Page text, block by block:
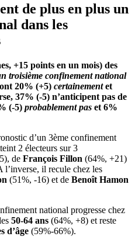
de plus en plus un
dans les
+15 points en un mois) des
troisième confinement national
20% (+5) certainementet
37% (-5) n’anticipent pas de
(-5) probablement pas et 6%
d’un 3ème confinement
2 électeurs sur 3
de François Fillon (64%, +21)
il recule chez les
(51%, -16) et de Benoît Hamon
national progresse chez
50-64 ans (64%, +8) et reste
d’âge (59%-66%).